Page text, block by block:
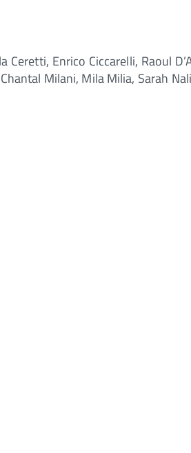
Enrico Ciccarelli, Raoul
Milani, Mila Milia, Sarah